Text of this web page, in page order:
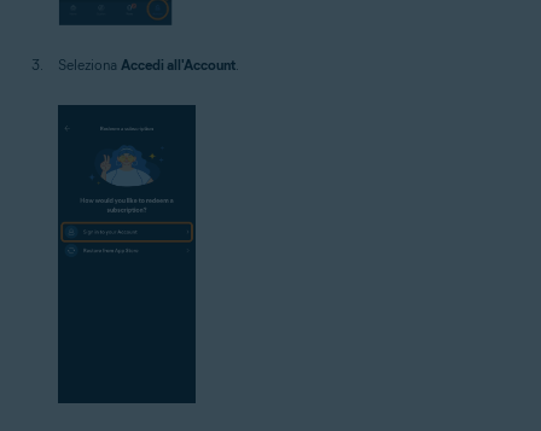
Seleziona Accedi all'Account.